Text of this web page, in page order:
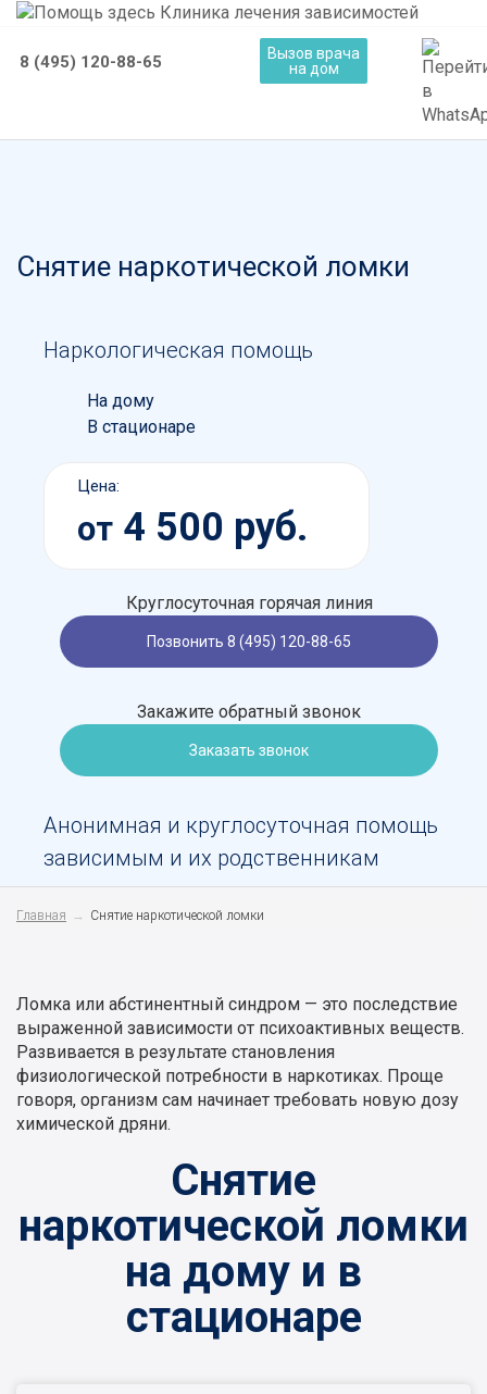
8 (495) 120-88-65
Вызов врача
на дом
Снятие наркотической ломки
Наркологическая помощь
На дому
В стационаре
Цена:
от 4 500 руб.
Круглосуточная горячая линия
Позвонить 8 (495) 120-88-65
Закажите обратный звонок
Заказать звонок
Анонимная и круглосуточная помощь
зависимым и их родственникам
Главная Снятие наркотической ломки
Ломка или абстинентный синдром — это последствие
выраженной зависимости от психоактивных веществ.
Развивается в результате становления
физиологической потребности в наркотиках. Проще
говоря, организм сам начинает требовать новую дозу
химической дряни.
Снятие
наркотической ломки
на дому и в
стационаре